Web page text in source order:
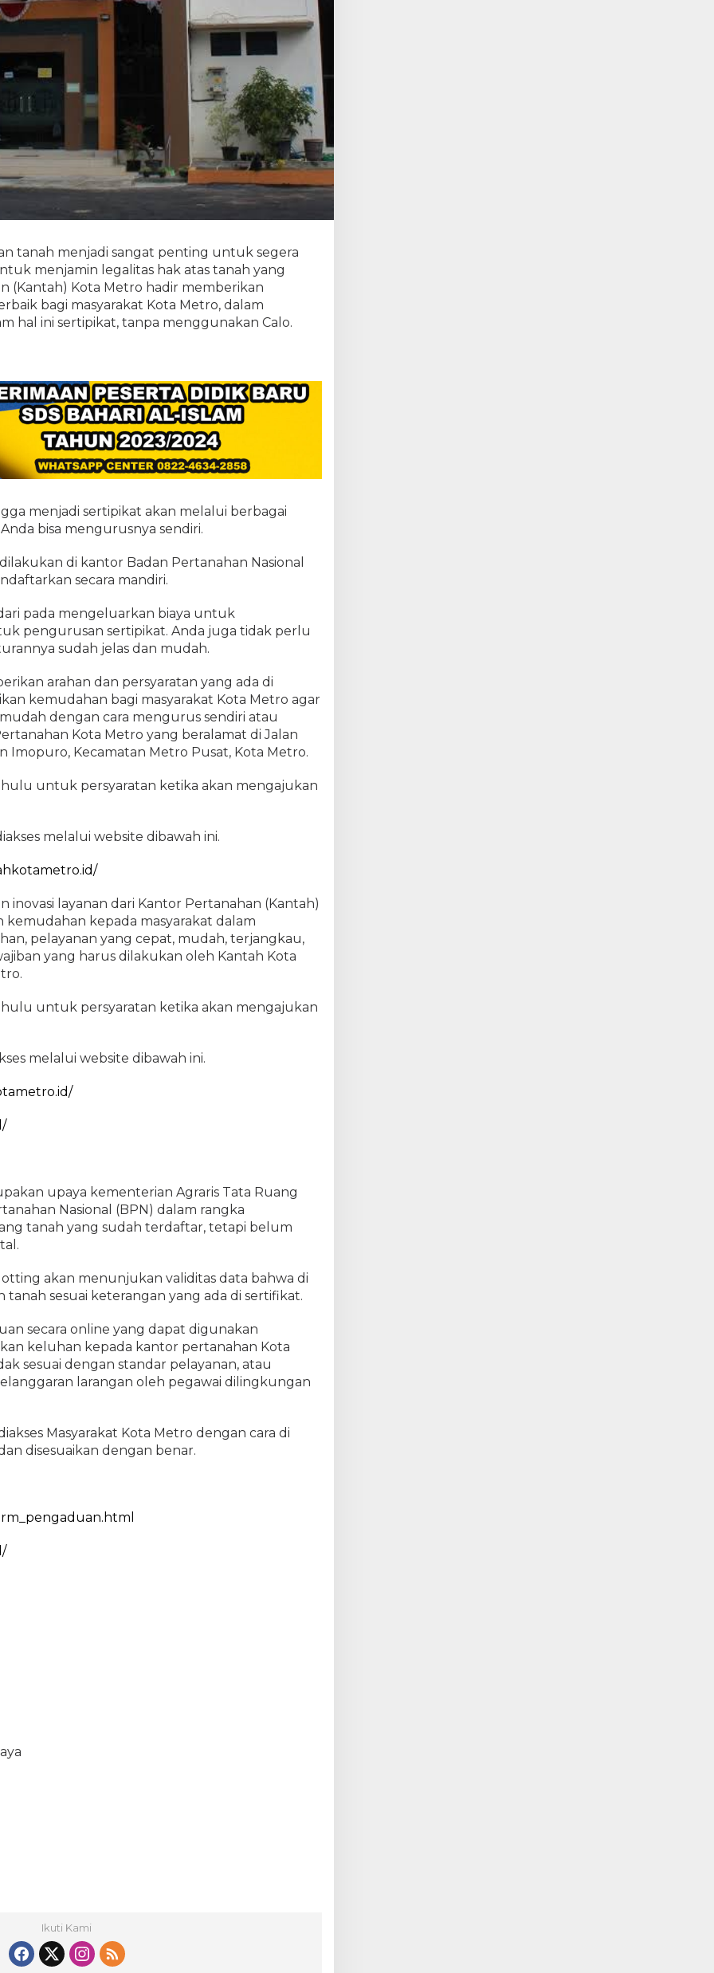
tanah menjadi sangat penting untuk segera
menjamin legalitas hak atas tanah yang
(Kantah) Kota Metro hadir memberikan
bagi masyarakat Kota Metro, dalam
hal ini sertipikat, tanpa menggunakan Calo.
menjadi sertipikat akan melalui berbagai
bisa mengurusnya sendiri.
di kantor Badan Pertanahan Nasional
secara mandiri.
pada mengeluarkan biaya untuk
pengurusan sertipikat. Anda juga tidak perlu
sudah jelas dan mudah.
arahan dan persyaratan yang ada di
kemudahan bagi masyarakat Kota Metro agar
dengan cara mengurus sendiri atau
Kota Metro yang beralamat di Jalan
Imopuro, Kecamatan Metro Pusat, Kota Metro.
untuk persyaratan ketika akan mengajukan
melalui website dibawah ini.
inovasi layanan dari Kantor Pertanahan (Kantah)
kepada masyarakat dalam
pelayanan yang cepat, mudah, terjangkau,
yang harus dilakukan oleh Kantah Kota
untuk persyaratan ketika akan mengajukan
melalui website dibawah ini.
upaya kementerian Agraris Tata Ruang
Nasional (BPN) dalam rangka
tanah yang sudah terdaftar, tetapi belum
akan menunjukan validitas data bahwa di
tanah sesuai keterangan yang ada di sertifikat.
secara online yang dapat digunakan
keluhan kepada kantor pertanahan Kota
sesuai dengan standar pelayanan, atau
larangan oleh pegawai dilingkungan
Masyarakat Kota Metro dengan cara di
disesuaikan dengan benar.
Ikuti Kami